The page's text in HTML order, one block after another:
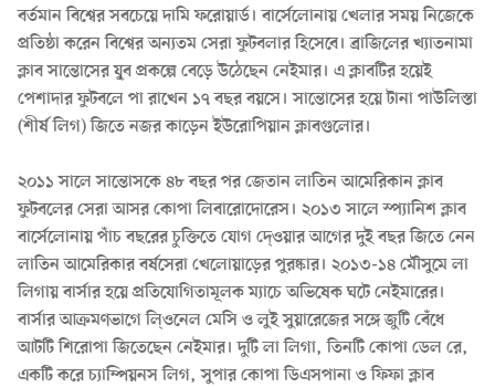
বর্তমান বিশ্বের সবচেয়ে দামি ফরোয়ার্ড। বার্সেলোনায় খেলার সময় নিজেকে
প্রতিষ্ঠা করেন বিশ্বের অন্যতম সেরা ফুটবলার হিসেবে। ব্রাজিলের খ্যাতনামা
ক্লাব সান্তোসের যু্ব প্রকল্পে বেড়ে উঠেছেন নেইমার। এ ক্লাবটির হয়েই
পেশাদার ফুটবলে পা রাখেন ১৭ বছর বয়সে। সান্তোসের হয়ে টানা পাউলিস্তা
(শীর্ষ লিগ) জিতে নজর কাড়েন ইউরোপিয়ান ক্লাবগুলোর।
২০১১ সালে সান্তোসকে ৪৮ বছর পর জেতান লাতিন আমেরিকান ক্লাব
ফুটবলের সেরা আসর কোপা লিবারোদোরেস। ২০১৩ সালে স্প্যানিশ ক্লাব
বার্সেলোনায় পাঁচ বছরের চুক্তিতে যোগ দে্ওয়ার আগের দুই বছর জিতে নেন
লাতিন আমেরিকার বর্ষসেরা খেলোয়াড়ের পুরষ্কার। ২০১৩-১৪ মৌসুমে লা
লিগায় বার্সার হয়ে প্রতিযোগিতামূলক ম্যাচে অভিষেক ঘটে নেইমারের।
বার্সার আক্রমণভাগে লি্ওনেল মেসি ও লুই সুয়ারেজের সঙ্গে জুটি বেঁধে
আটটি শিরোপা জিতেছেন নেইমার। দুটি লা লিগা, তিনটি কোপা ডেল রে,
একটি করে চ্যাম্পিয়নস লিগ, সুপার কোপা ডিএসপানা ও ফিফা ক্লাব